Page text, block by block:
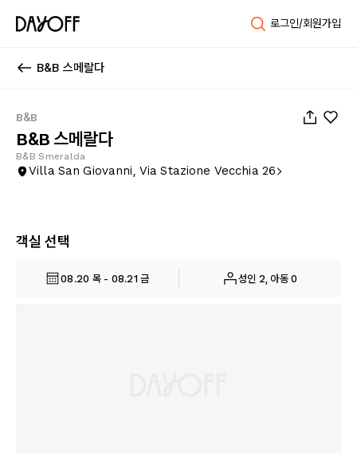
로그인/회원가입
B&B 스메랄다
B&B
B&B 스메랄다
B&B Smeralda
Villa San Giovanni, Via Stazione Vecchia 26
객실 선택
08.20 목 - 08.21 금 성인 2, 아동 0